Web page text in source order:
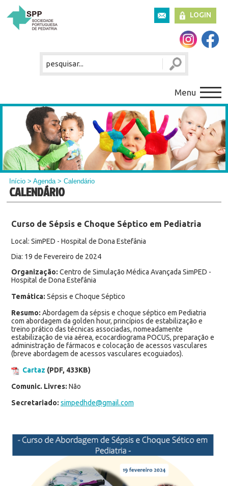
LOGIN
Menu
Início >Agenda> Calendário
CALENDÁRIO
Curso de Sépsis e Choque Séptico em Pediatria
Local: SimPED - Hospital de Dona Estefânia
Dia: 19 de Fevereiro de 2024
Organização: Centro de Simulação Médica Avançada SimPED -
Hospital de Dona Estefânia
Temática: Sépsis e Choque Séptico
Resumo: Abordagem da sépsis e choque séptico em Pediatria
com abordagem da golden hour, princípios de estabilização e
treino prático das técnicas associadas, nomeadamente
estabilização de via aérea, ecocardiograma POCUS, preparação e
administração de fármacos e colocação de acessos vasculares
(breve abordagem de acessos vasculares ecoguiados).
Cartaz (PDF, 433KB)
Comunic. Livres: Não
Secretariado: simpedhde@gmail.com